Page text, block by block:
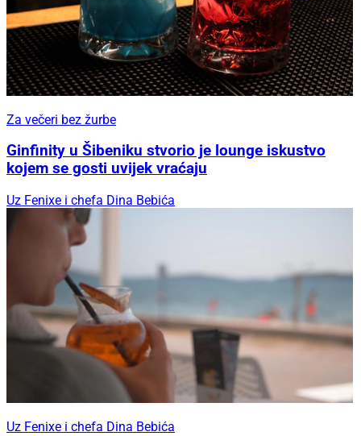
Za večeri bez žurbe
Ginfinity u Šibeniku stvorio je lounge iskustvo
kojem se gosti uvijek vraćaju
Uz Fenixe i chefa Dina Bebića
Uz Fenixe i chefa Dina Bebića